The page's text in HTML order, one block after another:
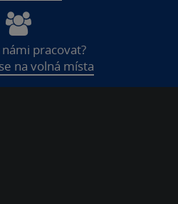
pracovat?
na volná místa